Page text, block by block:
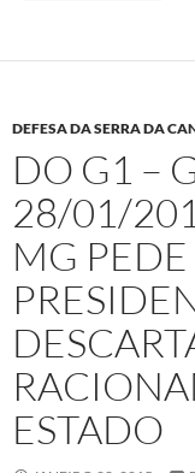
DEFESA DA SERRA DA
DO G1 –
28/01/
MG
ESTADO